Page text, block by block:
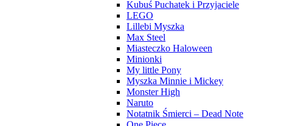
Kubuś Puchatek i Przyjaciele
LEGO
Lillebi Myszka
Max Steel
Miasteczko Haloween
Minionki
My little Pony
Myszka Minnie i Mickey
Monster High
Naruto
Notatnik Śmierci – Dead Note